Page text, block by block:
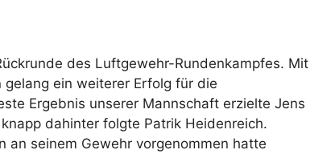
des Luftgewehr-Rundenkampfes. Mit
gelang ein weiterer Erfolg für die
Ergebnis unserer Mannschaft erzielte Jens
dahinter folgte Patrik Heidenreich.
an seinem Gewehr vorgenommen hatte